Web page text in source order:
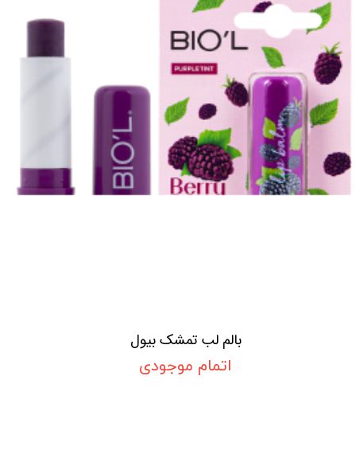
بالم لب تمشک بیول
اتمام موجودی